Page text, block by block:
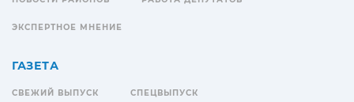
ЭКСПЕРТНОЕ МНЕНИЕ
ГАЗЕТА
СВЕЖИЙ ВЫПУСК СПЕЦВЫПУСК